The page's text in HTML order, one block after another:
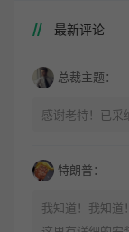
最新评论
总裁主题：
感谢老特！已采
特朗普：
我知道！我知